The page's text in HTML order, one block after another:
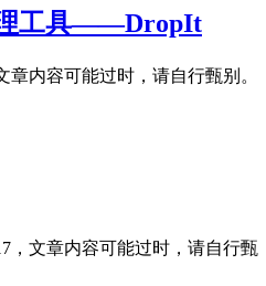
工具——DropIt
章内容可能过时，请自行甄别。
，文章内容可能过时，请自行甄